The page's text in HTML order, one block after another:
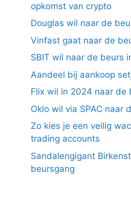
opkomst van crypto
Douglas wil naar de
Vinfast gaat naar de
SBIT wil naar de beurs
Aandeel bij aankoop
Flix wil in 2024 naar de
Oklo wil via SPAC naar
Zo kies je een veilig
trading accounts
Sandalengigant
beursgang